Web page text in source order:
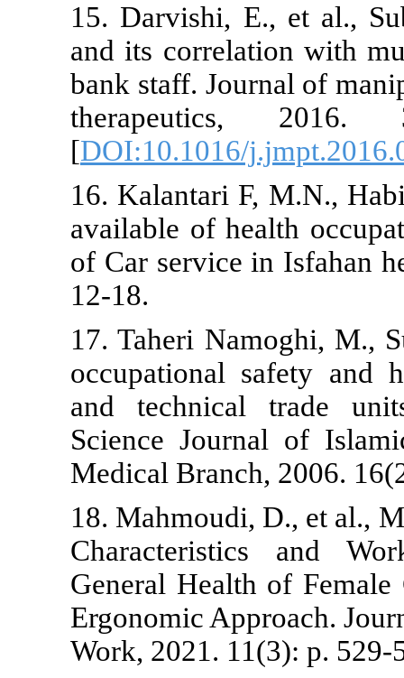
15.
and its
bank staff.
[
16.
available of
of Car
17. Taheri
and
Science
Medical
18.
General
Ergonomic
Work, 2021.